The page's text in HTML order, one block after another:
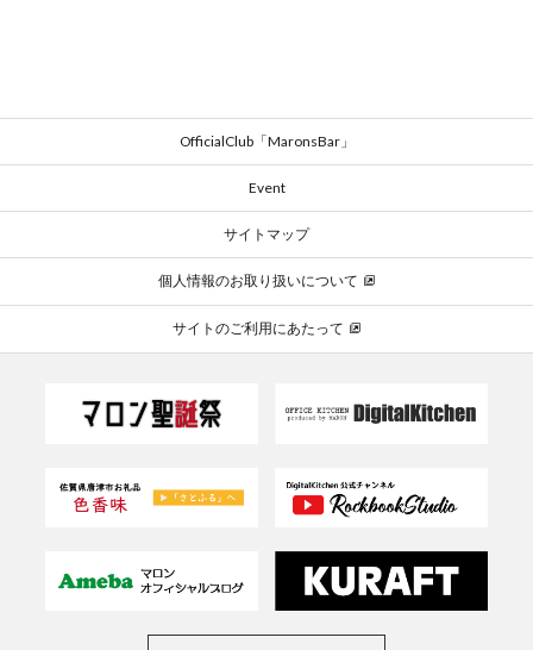
OfficialClub「MaronsBar」
Event
サイトマップ
個人情報のお取り扱いについて
サイトのご利用にあたって